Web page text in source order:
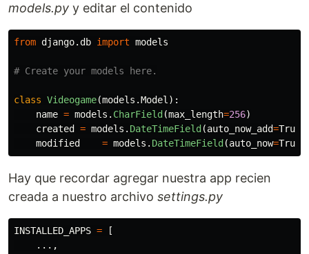
models.py y editar el contenido
from django.db import models
class Videogame(models .Model ):
name = models . CharField (max_length=256)
created
= models . DateTimeField (auto_now_add=True
modified
= models . DateTimeField (auto_now=True
Hay que recordar agregar nuestra app recien
creada a nuestro archivo settings.py
INSTALLED_APPS =
[
...,